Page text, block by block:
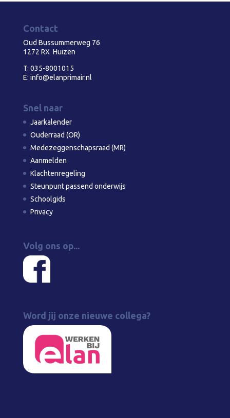
Contact
Oud Bussummerweg 76
1272 RX Huizen
T: 035-8001015
E: info@elanprimair.nl
Snel naar
Jaarkalender
Ouderraad (OR)
Medezeggenschapsraad (MR)
Aanmelden
Klachtenregeling
Steunpunt passend onderwijs
Schoolgids
Privacy
Volg ons op...
Word jij onze nieuwe collega?